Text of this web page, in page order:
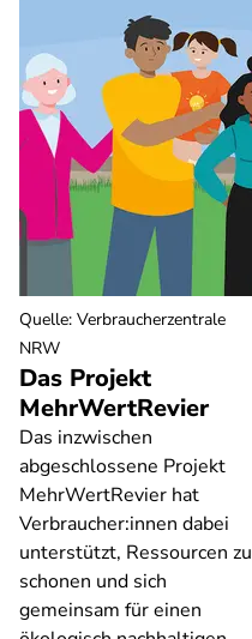
Das Projekt
MehrWertRevier
Das inzwischen
abgeschlossene Projekt
MehrWertRevier hat
Verbraucher:innen dabei
unterstützt, Ressourcen zu
schonen und sich
gemeinsam für einen
Quelle: Verbraucherzentrale
NRW